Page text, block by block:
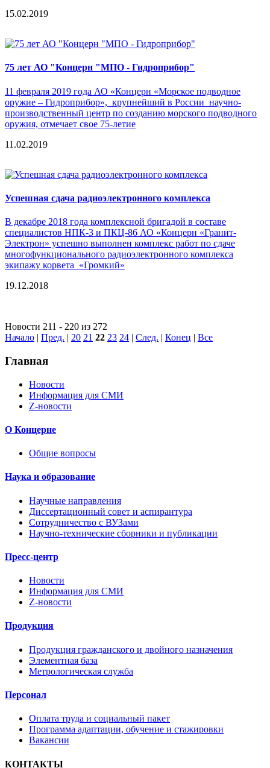
15.02.2019
75 лет АО "Концерн "МПО - Гидроприбор"
11 февраля 2019 года АО «Концерн «Морское подводное
оружие – Гидроприбор», крупнейший в России научно-
производственный центр по созданию морского подводного
оружия, отмечает свое 75-летие
11.02.2019
Успешная сдача радиоэлектронного комплекса
В декабре 2018 года комплексной бригадой в составе
специалистов НПК-3 и ПКЦ-86 АО «Концерн «Гранит-
Электрон» успешно выполнен комплекс работ по сдаче
многофункционального радиоэлектронного комплекса
экипажу корвета «Громкий»
19.12.2018
Новости 211 - 220 из 272
Начало | Пред. | 20 21 22 23 24 | След. | Конец | Все
Главная
Новости
Информация для СМИ
Z-новости
О Концерне
Общие вопросы
Наука и образование
Научные направления
Диссертационный совет и аспирантура
Сотрудничество с ВУЗами
Научно-технические сборники и публикации
Пресс-центр
Новости
Информация для СМИ
Z-новости
Продукция
Продукция гражданского и двойного назначения
Элементная база
Метрологическая служба
Персонал
Оплата труда и социальный пакет
Программа адаптации, обучение и стажировки
Вакансии
КОНТАКТЫ